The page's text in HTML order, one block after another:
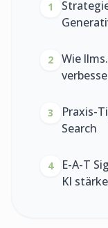
1
2
Wie
3
Praxis-
Search
4
E-A-T
KI